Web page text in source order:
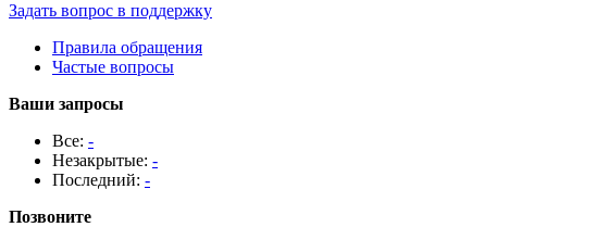
Задать вопрос в поддержку
Правила обращения
Частые вопросы
Ваши запросы
Все: -
Незакрытые: -
Последний: -
Позвоните